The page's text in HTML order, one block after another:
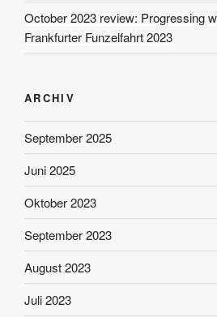
October 2023 review: Progressing
Frankfurter Funzelfahrt 2023
ARCHIV
September 2025
Juni 2025
Oktober 2023
September 2023
August 2023
Juli 2023